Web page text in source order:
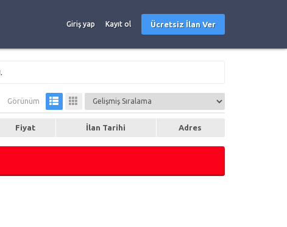
Giriş yap Kayıt ol Ücretsiz İlan Ver
Görünüm
Fiyat İlan Tarihi Adres